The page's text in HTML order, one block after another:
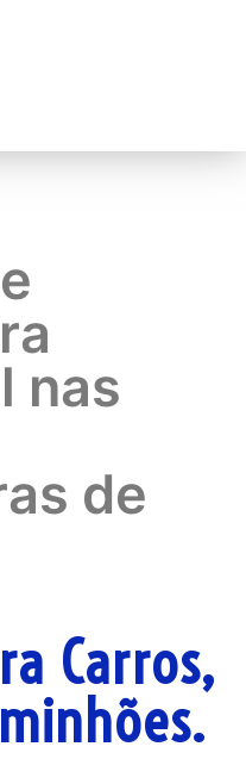
nas
de
Carros,